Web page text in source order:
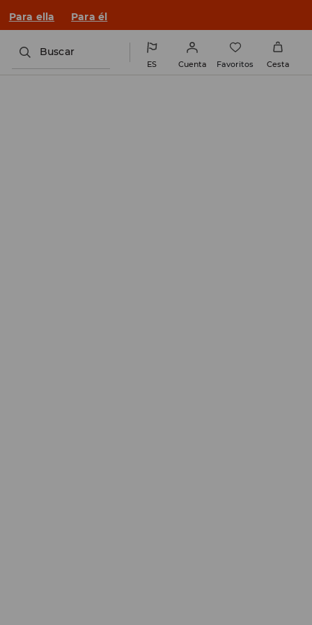
un look nuevo! Para ella
Buscar
ES Cuenta Favoritos Cesta